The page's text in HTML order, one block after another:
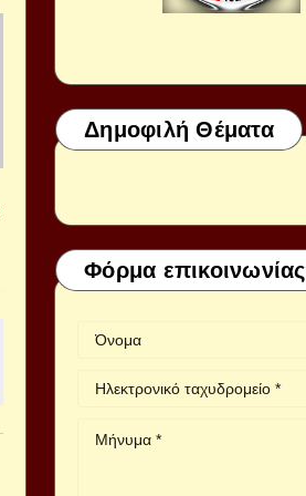
Δημοφιλή Θέματα
Φόρμα επικοινωνίας